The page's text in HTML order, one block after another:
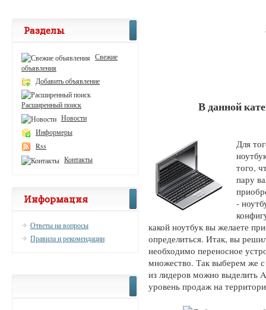
В данной
Для
того,
пару
-
какой ноутбук вы желаете
определиться. Итак, вы
необходимо переносное
множество. Так выберем же
из лидеров можно выделить
уровень продаж на
Разделы
Свежие
объявления
Добавить объявление
Расширенный поиск
Новости
Информеры
Rss
Контакты
Информация
Ответы на вопросы
Правила и рекомендации